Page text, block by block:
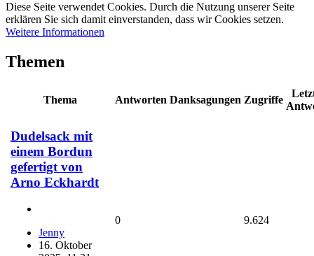
Diese Seite verwendet Cookies. Durch die Nutzung unserer Seite
erklären Sie sich damit einverstanden, dass wir Cookies setzen.
Weitere Informationen
Themen
Thema Antworten Danksagungen Zugriffe
Dudelsack mit
einem Bordun
gefertigt von
Arno Eckhardt
Jenny
16. Oktober
0 9.624